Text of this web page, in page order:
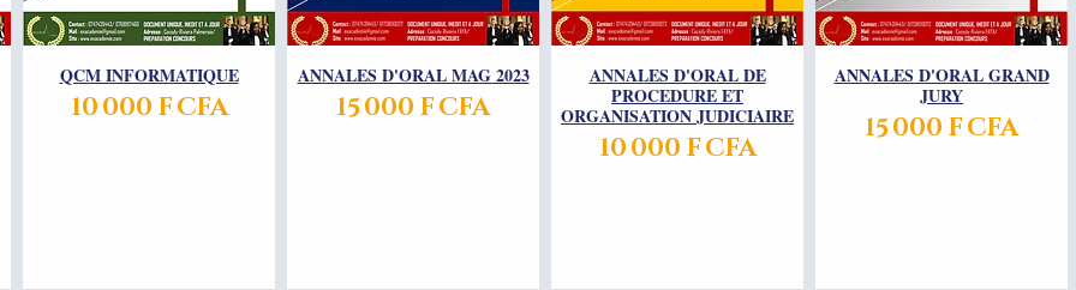
Aperçu rapide
QCM INFORMATIQUE
Prix
10 000 F CFA
Aperçu rapide
ANNALES D'ORAL MAG 2023
Prix
15 000 F CFA
Aperçu rapide
ANNALES D'ORAL DE
PROCEDURE ET
ORGANISATION JUDICIAIRE
Prix
10 000 F CFA
Aperçu rapide
ANNALES D'ORAL GRAND
JURY
Prix
15 000 F CFA